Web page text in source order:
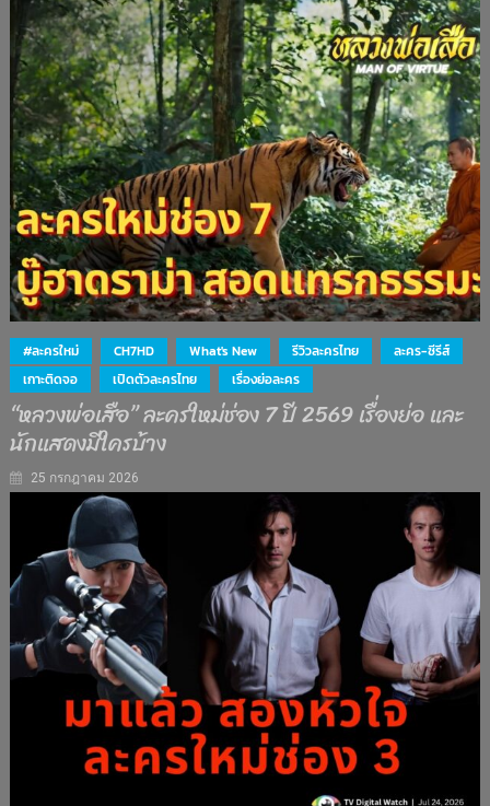
#ละครใหม่ CH7HD What's New รีวิวละครไทย
ละคร-ซีรีส์
เกาะติดจอ
เปิดตัวละครไทย เรื่องย่อละคร
“หลวงพ่อเสือ” ละครใหม่ช่อง 7 ปี 2569 เรื่องย่อ และ
นักแสดงมีใครบ้าง
25 กรกฎาคม 2026